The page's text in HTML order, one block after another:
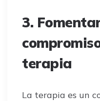
3.
terapia
La terapia es un